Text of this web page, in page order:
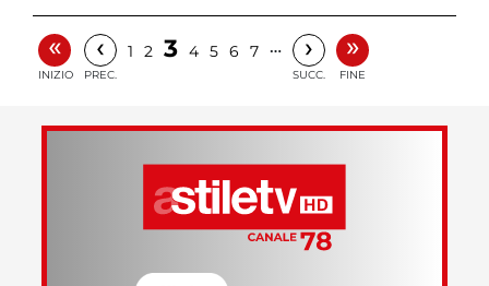
«
INIZIO
‹
PREC.
1 2 3 4 5 6 7 … ›
SUCC.
»
FINE